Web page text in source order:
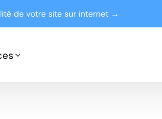
de votre site sur internet →